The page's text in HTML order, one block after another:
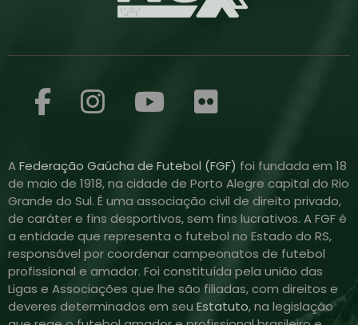
AFederação Gaúcha de Futebol (FGF) foi fundada em 18
de maio de 1918, na cidade de Porto Alegre capital do Rio
Grande do Sul. É uma associação civil de direito privado,
de caráter e fins desportivos, sem fins lucrativos. A FGF é
a entidade que representa o futebol no Estado do RS,
responsável por coordenar campeonatos de futebol
profissional e amador. Foi constituída pela união das
Ligas e Associações que lhe são filiadas, com direitos e
deveres determinados em seu Estatuto, na legislação